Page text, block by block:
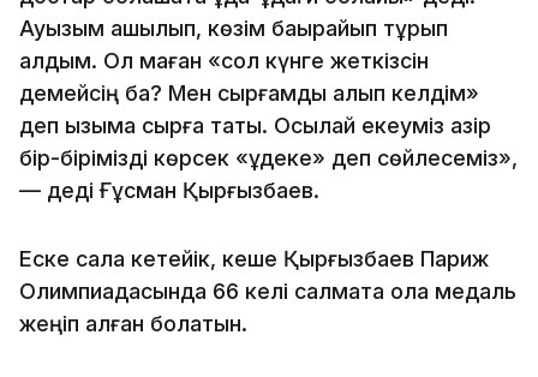
Ауызым ашылып, көзім бақырайып тұрып
қалдым. Ол маған «сол күнге жеткізсін
демейсің ба? Мен сырғамды алып келдім»
деп қызыма сырға тақты. Осылай екеуміз қазір
бір-бірімізді көрсек «құдеке» деп сөйлесеміз»,
— деді Ғұсман Қырғызбаев.
Еске сала кетейік, кеше Қырғызбаев Париж
Олимпиадасында 66 келі салмақта қола медаль
жеңіп алған болатын.